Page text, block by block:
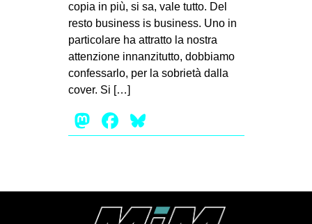
MOVIMENTI
AMBIENTE
ANTIFASCISMO
DIRITTO ALL’ABITARE
GENERI
MIGRAZIONI
STUDENTI
copia in più, si sa, vale tutto. Del
resto business is business. Uno in
particolare ha attratto la nostra
attenzione innanzitutto, dobbiamo
confessarlo, per la sobrietà dalla
cover. Si […]
Mastodon
Facebook